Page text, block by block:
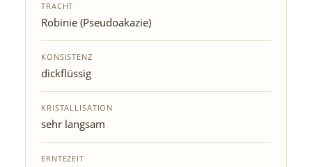
TRACHT
Robinie (Pseudoakazie)
KONSISTENZ
dickflüssig
KRISTALLISATION
sehr langsam
ERNTEZEIT